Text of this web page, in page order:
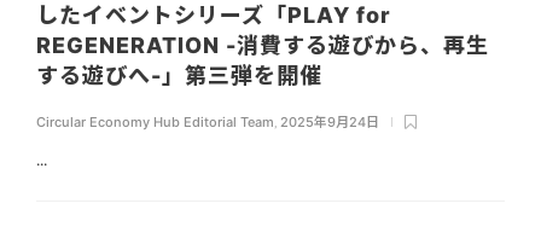
したイベントシリーズ「PLAY for
REGENERATION -消費する遊びから、再生
する遊びへ-」第三弾を開催
Circular Economy Hub Editorial Team 2025年9月24日
...